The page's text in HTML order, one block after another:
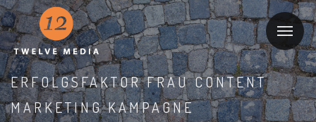
ERFOLGSFAKTOR FRAU CONTENT
MARKETING KAMPAGNE